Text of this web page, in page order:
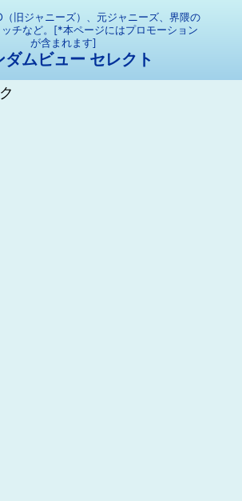
（旧ジャニーズ）、元ジャニーズ、界隈の
ッチなど。[*本ページにはプロモーション
が含まれます]
ダムビュー セレクト